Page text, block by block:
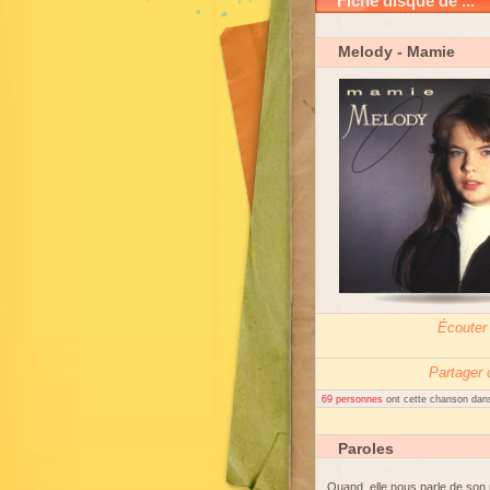
Melody - Mamie
Partager
69 personnes ont cette chanson
Paroles
Quand, elle nous parle de son